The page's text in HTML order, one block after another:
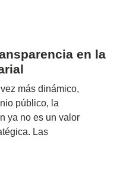
en la
más dinámico,
público, la
ya no es un valor
Las